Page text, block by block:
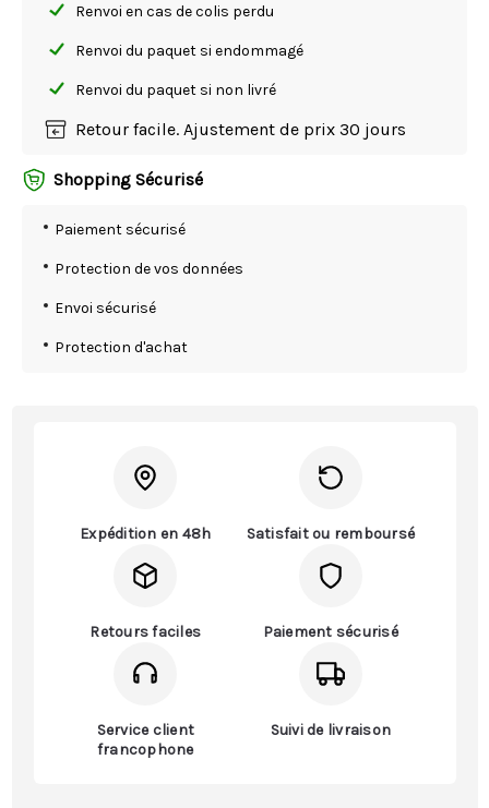
Renvoi en cas de colis perdu
Renvoi du paquet si endommagé
Renvoi du paquet si non livré
Retour facile. Ajustement de prix 30 jours
Shopping Sécurisé
Paiement sécurisé
Protection de vos données
Envoi sécurisé
Protection d'achat
Expédition en 48h Satisfait ou remboursé
Retours faciles Paiement sécurisé
Service client
francophone
Suivi de livraison